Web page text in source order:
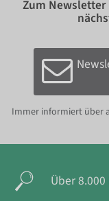
Zum
Immer informiert über
Über